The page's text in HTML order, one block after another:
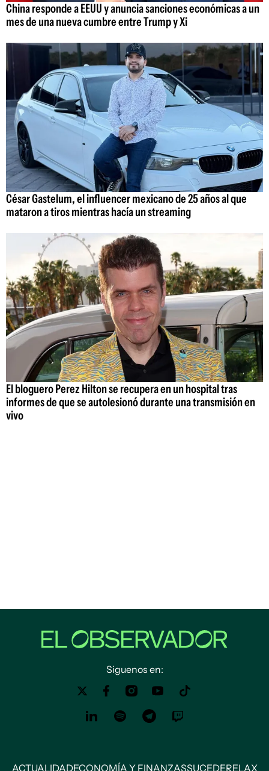
China responde a EEUU y anuncia sanciones económicas a un
mes de una nueva cumbre entre Trump y Xi
César Gastelum, el influencer mexicano de 25 años al que
mataron a tiros mientras hacía un streaming
El bloguero Perez Hilton se recupera en un hospital tras
informes de que se autolesionó durante una transmisión en
vivo
Siguenos en:
ACTUALIDADECONOMÍA Y FINANZASSUCEDERELAX